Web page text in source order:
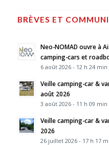
BRÈVES ET
Neo-NOMAD ouvre à
camping-cars et
6 août 2026 - 12 h 24 min
Veille camping-car &
août 2026
3 août 2026 - 11 h 09 min
Veille camping-car &
2026
26 juillet 2026 - 17 h 17